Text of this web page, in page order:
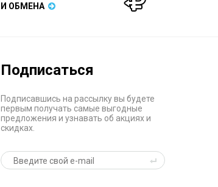
И ОБМЕНА
Подписаться
Подписавшись на рассылку вы будете
первым получать самые выгодные
предложения и узнавать об акциях и
скидках.